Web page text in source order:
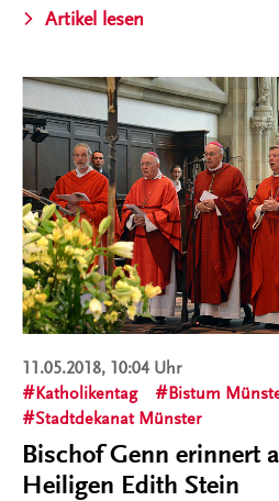
Artikel lesen
11.05.2018, 10:04 Uhr
Katholikentag
Bistum
Stadtdekanat Münster
Bischof Genn erinnert
Heiligen Edith Stein